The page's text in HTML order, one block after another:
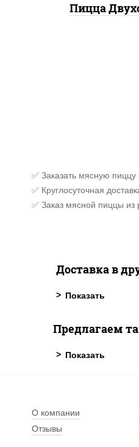
Пицца
✅ Заказать мясную пиццу
✅ Круглосуточная
✅ Заказ мясной пиццы
Доставка в
Предлагаем
О компании
Отзывы